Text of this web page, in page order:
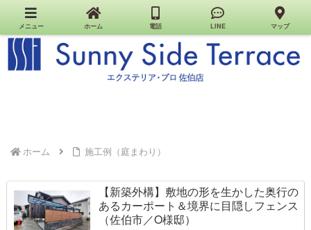
佐伯市のエクステリア・外構・お家のお店｜Sunny Side Terrace（エクステリア・プロ佐伯
ホーム 施工例（庭まわり）
【新築外構】敷地の形を生かした奥行の
あるカーポート＆境界に目隠しフェンス
（佐伯市／O様邸）
メニュー ホーム 電話 LINE マップ